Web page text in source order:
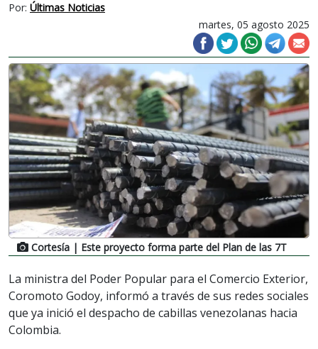
Por: Últimas Noticias
martes, 05 agosto 2025
Cortesía | Este proyecto forma parte del Plan de las 7T
La ministra del Poder Popular para el Comercio Exterior,
Coromoto Godoy, informó a través de sus redes sociales
que ya inició el despacho de cabillas venezolanas hacia
Colombia.